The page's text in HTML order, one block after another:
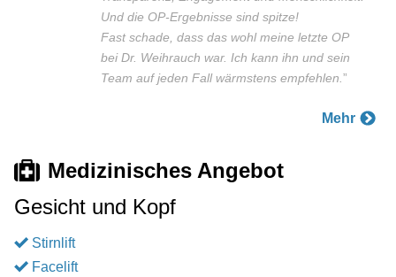
Und die OP-Ergebnisse sind spitze!
Fast schade, dass das wohl meine letzte OP
bei Dr. Weihrauch war. Ich kann ihn und sein
Team auf jeden Fall wärmstens empfehlen. ”
Mehr
Medizinisches Angebot
Gesicht und Kopf
Stirnlift
Facelift